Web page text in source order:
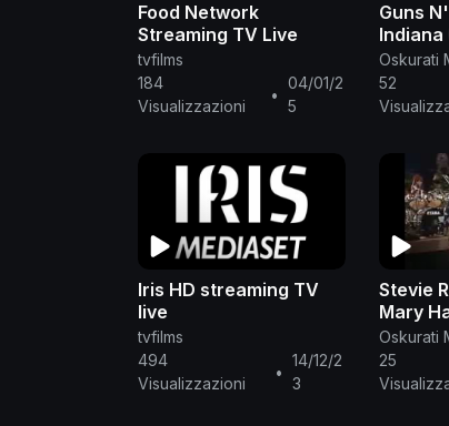
Food Network
Streaming TV Live
tvfilms
184
Visualizzazioni
•
04/01/2
5
Guns
Indiana
Oskurati
52
Iris HD streaming TV
live
tvfilms
494
Visualizzazioni
•
14/12/2
3
Stevie
Mary
(Live)
Oskurati
25